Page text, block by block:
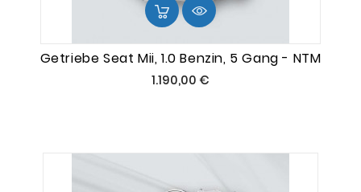
Getriebe Seat Mii, 1.0 Benzin, 5 Gang - NTM
1.190,00 €